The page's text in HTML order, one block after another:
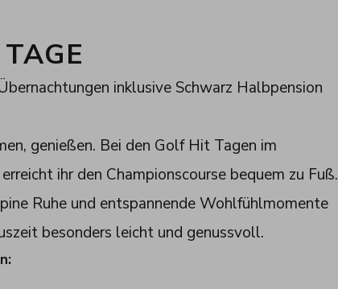
inklusive Schwarz Halbpension
genießen. Bei den Golf Hit Tagen im
ihr den Championscourse bequem zu Fuß.
Ruhe und entspannende Wohlfühlmomente
besonders leicht und genussvoll.